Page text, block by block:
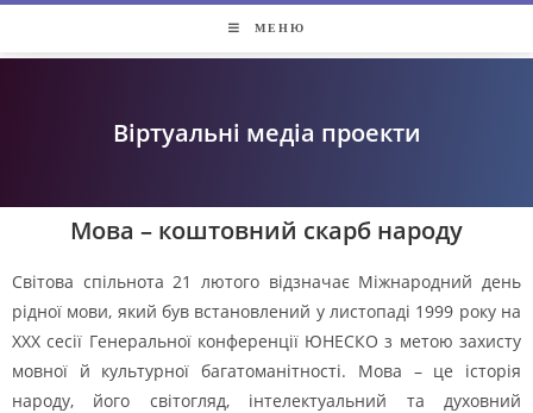
МЕНЮ
Віртуальні медіа проекти
Мова – коштовний скарб народу
Світова спільнота 21 лютого відзначає Міжнародний день
рідної мови, який був встановлений у листопаді 1999 року на
ХХХ сесії Генеральної конференції ЮНЕСКО з метою захисту
мовної й культурної багатоманітності. Мова – це історія
народу, його світогляд, інтелектуальний та духовний